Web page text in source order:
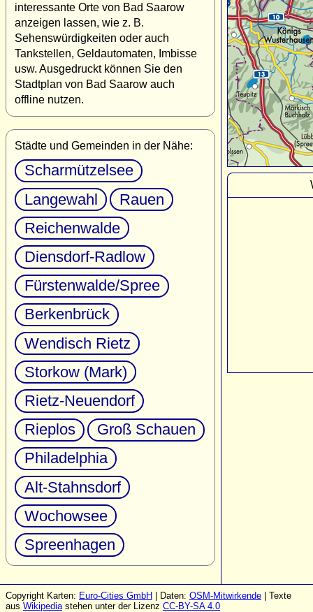
interessante Orte von Bad Saarow
anzeigen lassen, wie z. B.
Sehenswürdigkeiten oder auch
Tankstellen, Geldautomaten, Imbisse
usw. Ausgedruckt können Sie den
Stadtplan von Bad Saarow auch
offline nutzen.
Städte und Gemeinden in der Nähe:
Scharmützelsee
Langewahl
Rauen
Reichenwalde
Diensdorf-Radlow
Fürstenwalde/Spree
Berkenbrück
Wendisch Rietz
Storkow (Mark)
Rietz-Neuendorf
Rieplos
Groß Schauen
Philadelphia
Alt-Stahnsdorf
Wochowsee
Spreenhagen
Copyright Karten: Euro-Cities GmbH | Daten: OSM-Mitwirkende | Texte
aus Wikipediastehen unter der Lizenz CC-BY-SA 4.0